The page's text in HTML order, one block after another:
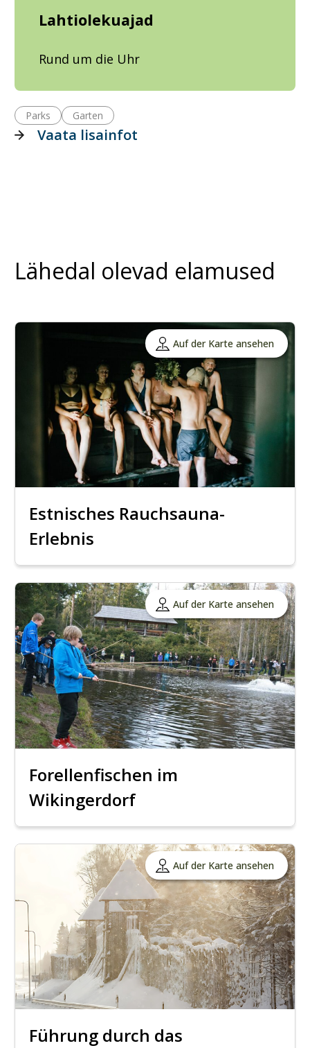
Lahtiolekuajad
Rund um die Uhr
Parks Garten
Vaata lisainfot
Lähedal olevad elamused
Auf der Karte ansehen
Estnisches Rauchsauna-
Erlebnis
Auf der Karte ansehen
Forellenfischen im
Wikingerdorf
Auf der Karte ansehen
Führung durch das